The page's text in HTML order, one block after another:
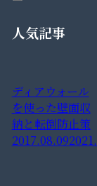
人気記事
ディアウォール
を使った壁面収
納と転倒防止策
2017.08.09